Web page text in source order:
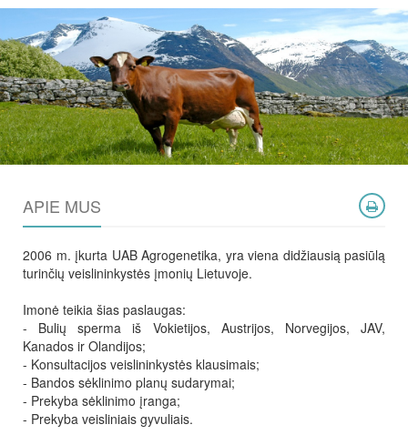
APIE MUS
2006 m. įkurta UAB Agrogenetika, yra viena didžiausią pasiūlą
turinčių veislininkystės įmonių Lietuvoje.
Imonė teikia šias paslaugas:
- Bulių sperma iš Vokietijos, Austrijos, Norvegijos, JAV,
Kanados ir Olandijos;
- ​Konsultacijos veislininkystės klausimais;
- Bandos sėklinimo planų sudarymai;
- Prekyba sėklinimo įranga;
​- Prekyba veisliniais gyvuliais.